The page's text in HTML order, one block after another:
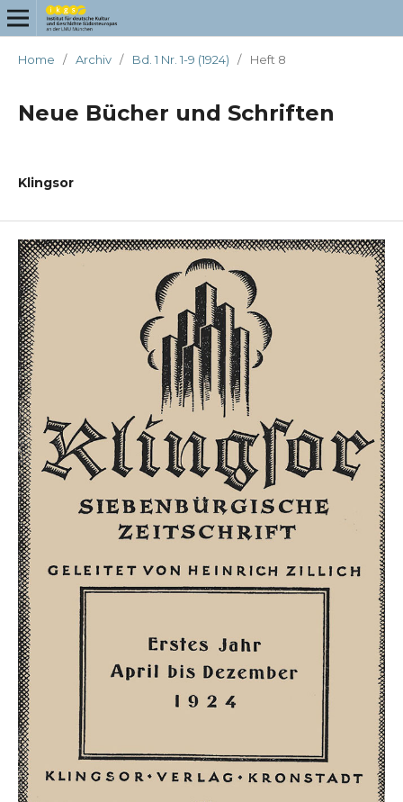
Home / Archiv / Bd. 1 Nr. 1-9 (1924) / Heft 8
Neue Bücher und Schriften
Klingsor